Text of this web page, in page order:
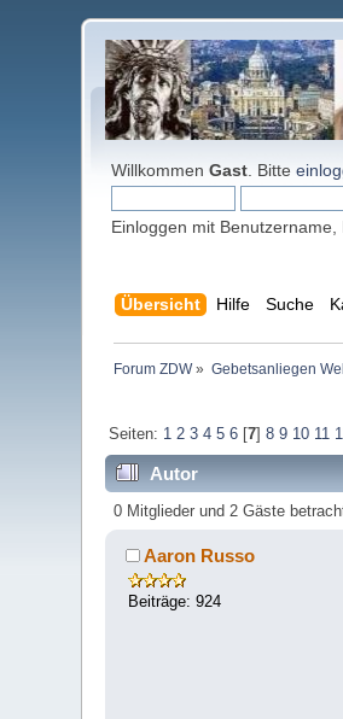
WillkommenGast . Bitte
Einloggen mit
Übersicht Hilfe Suche
Forum ZDW» Gebetsanliegen
Seiten: 1 2 3 4 5 6[7] 8 9 10 11
Autor
0 Mitglieder und 2 Gäste
Aaron Russo
Beiträge: 924